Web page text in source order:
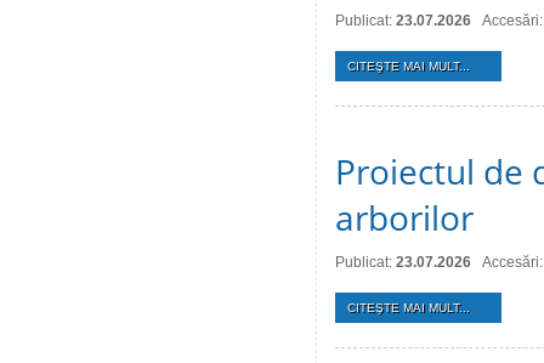
Publicat: 23.07.2026
CITEŞTE MAI MULT...
Proiectul de
arborilor
Publicat: 23.07.2026
CITEŞTE MAI MULT...